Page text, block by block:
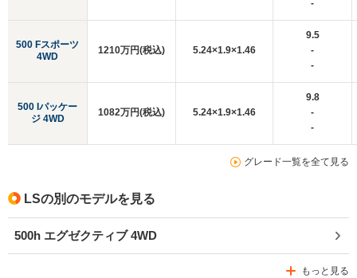
500 Fスポーツ
4WD
500 Iパッケー
ジ 4WD
-
1210万円(税込) 5.24×1.9×1.46
9.5
-
-
1082万円(税込) 5.24×1.9×1.46
9.8
-
-
グレード一覧を全て見る
LSの別のモデルを見る
500h エグゼクティブ 4WD
もっと見る